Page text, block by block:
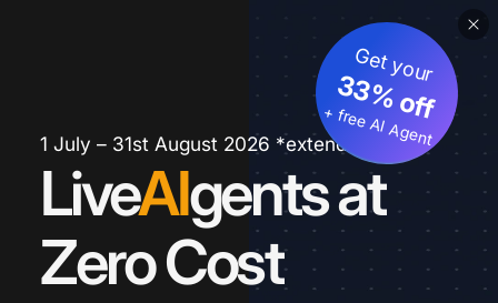
1 July – 31st August 2026 *extended
LiveAIgents at
Zero Cost
Get your
33% off
+ free AI Agent